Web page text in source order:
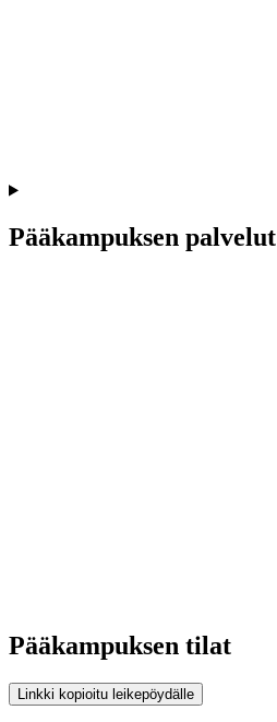
Pääkampuksen palvelut
Pääkampuksen tilat
Linkki kopioitu leikepöydälle